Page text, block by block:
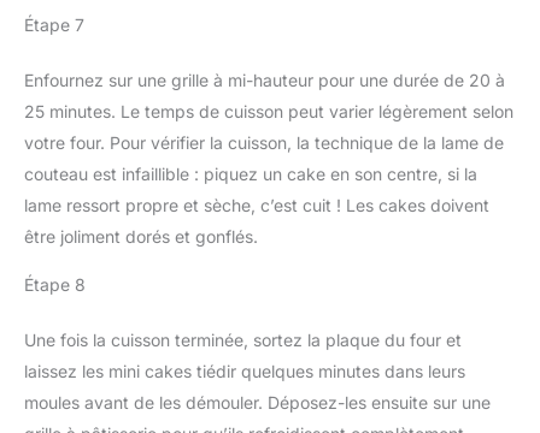
Étape 7
Enfournez sur une grille à mi-hauteur pour une durée de 20 à
25 minutes. Le temps de cuisson peut varier légèrement selon
votre four. Pour vérifier la cuisson, la technique de la lame de
couteau est infaillible : piquez un cake en son centre, si la
lame ressort propre et sèche, c’est cuit ! Les cakes doivent
être joliment dorés et gonflés.
Étape 8
Une fois la cuisson terminée, sortez la plaque du four et
laissez les mini cakes tiédir quelques minutes dans leurs
moules avant de les démouler. Déposez-les ensuite sur une